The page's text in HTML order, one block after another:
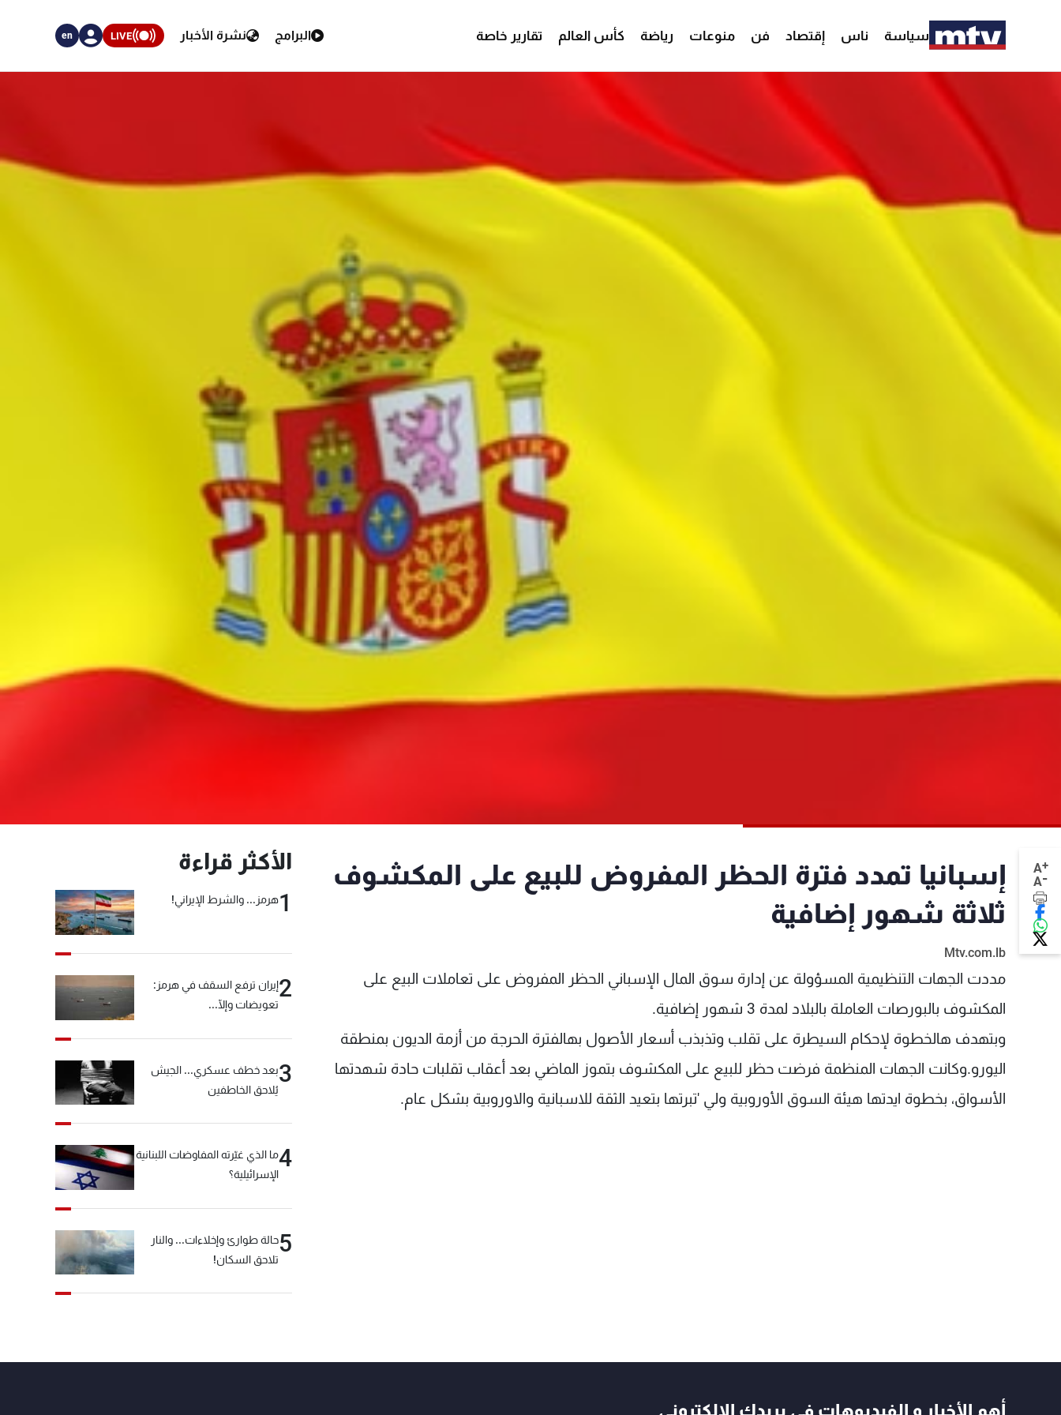
سياسة ناس إقتصاد فن منوعات رياضة كأس العالم تقارير خاصة البرامج نشرة الأخبار LIVE
en
A+
A-
إسبانيا تمدد فترة الحظر المفروض للبيع على المكشوف
ثلاثة شهور إضافية
Mtv.com.lb
مددت الجهات التنظيمية المسؤولة عن إدارة سوق المال الإسباني الحظر المفروض على تعاملات البيع على
المكشوف بالبورصات العاملة بالبلاد لمدة 3 شهور إضافية.
وبتهدف هالخطوة لإحكام السيطرة على تقلب وتذبذب أسعار الأصول بهالفترة الحرجة من أزمة الديون بمنطقة
اليورو.وكانت الجهات المنظمة فرضت حظر للبيع على المكشوف بتموز الماضي بعد أعقاب تقلبات حادة شهدتها
الأسواق، بخطوة ايدتها هيئة السوق الأوروبية ولي 'تبرتها بتعيد الثقة للاسبانية والاوروبية بشكل عام.
الأكثر قراءة
1هرمز... والشرط الإيراني!
2إيران ترفع السقف في هرمز:
تعويضات وإلّا...
3بعد خطف عسكري... الجيش
يُلاحق الخاطفين
4ما الذي غيّرته المفاوضات اللبنانية
الإسرائيلية؟
5حالة طوارئ وإخلاءات... والنار
تلاحق السكان!
أهم الأخبار و الفيديوهات في بريدك الالكتروني